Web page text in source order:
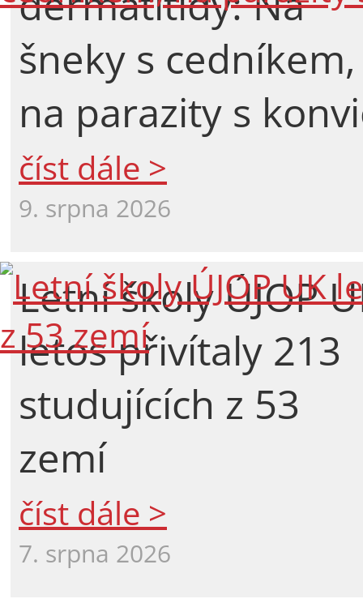
šneky s cedníkem,
na parazity s
číst dále >
9. srpna 2026
Letní školy ÚJOP
letos přivítaly 213
studujících z 53
zemí
číst dále >
7. srpna 2026